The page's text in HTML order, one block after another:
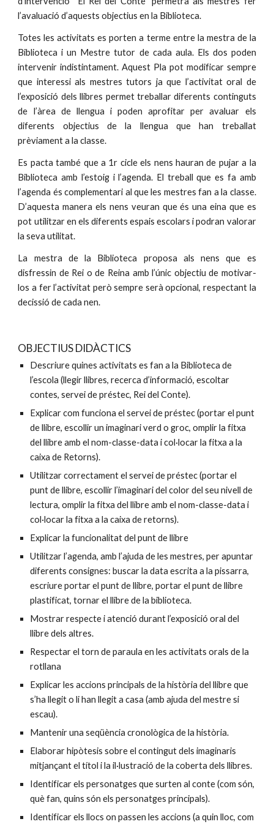
l’avaluació d’aquests objectius en la Biblioteca.
Totes les activitats es porten a terme entre la mestra de la
Biblioteca i un Mestre tutor de cada aula. Els dos poden
intervenir indistintament. Aquest Pla pot modificar sempre
que interessi als mestres tutors ja que l’activitat oral de
l’exposició dels llibres permet treballar diferents continguts
de l’àrea de llengua i poden aprofitar per avaluar els
diferents objectius de la llengua que han treballat
prèviament a la classe.
Es pacta també que a 1r cicle els nens hauran de pujar a la
Biblioteca amb l’estoig i l’agenda. El treball que es fa amb
l’agenda és complementari al que les mestres fan a la classe.
D’aquesta manera els nens veuran que és una eina que es
pot utilitzar en els diferents espais escolars i podran valorar
la seva utilitat.
La mestra de la Biblioteca proposa als nens que es
disfressin de Rei o de Reina amb l’únic objectiu de motivar-
los a fer l’activitat però sempre serà opcional, respectant la
decissió de cada nen.
OBJECTIUS DIDÀCTICS
Descriure quines activitats es fan a la Biblioteca de
l’escola (llegir llibres, recerca d’informació, escoltar
contes, servei de préstec, Rei del Conte).
Explicar com funciona el servei de préstec (portar el punt
de llibre, escollir un imaginari verd o groc, omplir la fitxa
del llibre amb el nom-classe-data i col·locar la fitxa a la
caixa de Retorns).
Utilitzar correctament el servei de préstec (portar el
punt de llibre, escollir l’imaginari del color del seu nivell de
lectura, omplir la fitxa del llibre amb el nom-classe-data i
col·locar la fitxa a la caixa de retorns).
Explicar la funcionalitat del punt de llibre
Utilitzar l’agenda, amb l’ajuda de les mestres, per apuntar
diferents consignes: buscar la data escrita a la pissarra,
escriure portar el punt de llibre, portar el punt de llibre
plastificat, tornar el llibre de la biblioteca.
Mostrar respecte i atenció durant l’exposició oral del
llibre dels altres.
Respectar el torn de paraula en les activitats orals de la
rotllana
Explicar les accions principals de la història del llibre que
s’ha llegit o li han llegit a casa (amb ajuda del mestre si
escau).
Mantenir una seqüència cronològica de la història.
Elaborar hipòtesis sobre el contingut dels imaginaris
mitjançant el títol i la il·lustració de la coberta dels llibres.
Identificar els personatges que surten al conte (com són,
què fan, quins són els personatges principals).
Identificar els llocs on passen les accions (a quin lloc, com